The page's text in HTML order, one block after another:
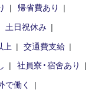
帰省費あり
土日祝休み
上
交通費支給
社員寮・宿舍あり
で働く